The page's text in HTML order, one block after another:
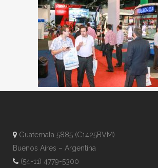
Guatemala 5885 (C1425BVM)
Buenos Aires – Argentina
(54-11) 4779-5300